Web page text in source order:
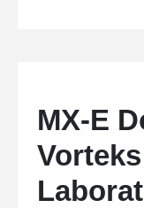
MX-E
Vorteks